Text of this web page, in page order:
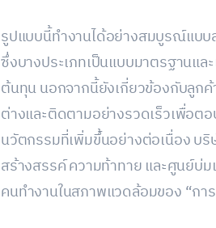
รูปแบบนี้ทำงานได้อย่างสมบูรณ์แบบ
ซึ่งบางประเภทเป็นแบบมาตรฐานแ
ต้นทุน นอกจากนี้ยังเกี่ยวข้องกับลูก
ต่างและติดตามอย่างรวดเร็วเพื่อต
นวัตกรรมที่เพิ่มขึ้นอย่างต่อเนื่อง บริ
สร้างสรรค์ ความท้าทาย และศูนย์บ่ม
คนทำงานในสภาพแวดล้อมของ “กา